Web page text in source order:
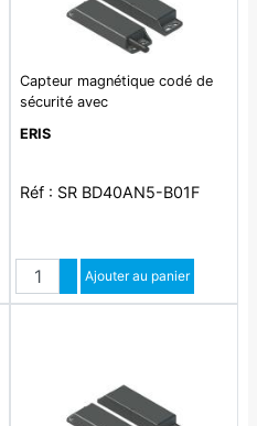
Capteur magnétique codé de
sécurité avec
ERIS
Réf : SR BD40AN5-B01F
QuantitéAugmenter quantité
Diminuer quantité
Ajouter au panier